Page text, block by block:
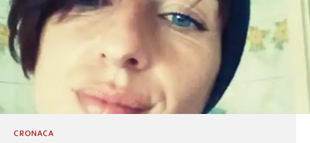
CRONACA